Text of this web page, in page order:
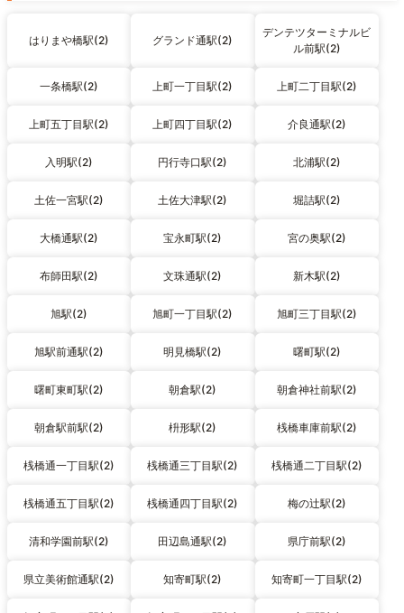
はりまや橋駅(2) グランド通駅(2)
デンテツターミナルビ
ル前駅(2)
一条橋駅(2) 上町一丁目駅(2) 上町二丁目駅(2)
上町五丁目駅(2) 上町四丁目駅(2) 介良通駅(2)
入明駅(2) 円行寺口駅(2) 北浦駅(2)
土佐一宮駅(2) 土佐大津駅(2) 堀詰駅(2)
大橋通駅(2) 宝永町駅(2) 宮の奥駅(2)
布師田駅(2) 文珠通駅(2) 新木駅(2)
旭駅(2) 旭町一丁目駅(2) 旭町三丁目駅(2)
旭駅前通駅(2) 明見橋駅(2) 曙町駅(2)
曙町東町駅(2) 朝倉駅(2) 朝倉神社前駅(2)
朝倉駅前駅(2) 枡形駅(2) 桟橋車庫前駅(2)
桟橋通一丁目駅(2) 桟橋通三丁目駅(2) 桟橋通二丁目駅(2)
桟橋通五丁目駅(2) 桟橋通四丁目駅(2) 梅の辻駅(2)
清和学園前駅(2) 田辺島通駅(2) 県庁前駅(2)
県立美術館通駅(2) 知寄町駅(2) 知寄町一丁目駅(2)